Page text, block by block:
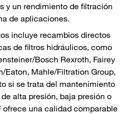
y un rendimiento de filtración
de aplicaciones.
incluye recambios directos
de filtros hidráulicos, como
Bosch Rexroth, Fairey
Eaton, Mahle/Filtration Group,
si se trata del mantenimiento
alta presión, baja presión o
ofrece una calidad comparable